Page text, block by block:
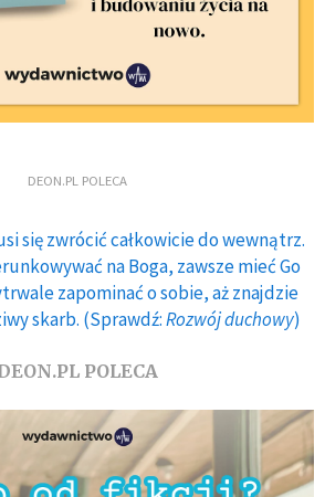
DEON.PL POLECA
się zwrócić całkowicie do wewnątrz.
na Boga, zawsze mieć Go
zapominać o sobie, aż znajdzie
skarb. (Sprawdź:Rozwój duchowy)
POLECA